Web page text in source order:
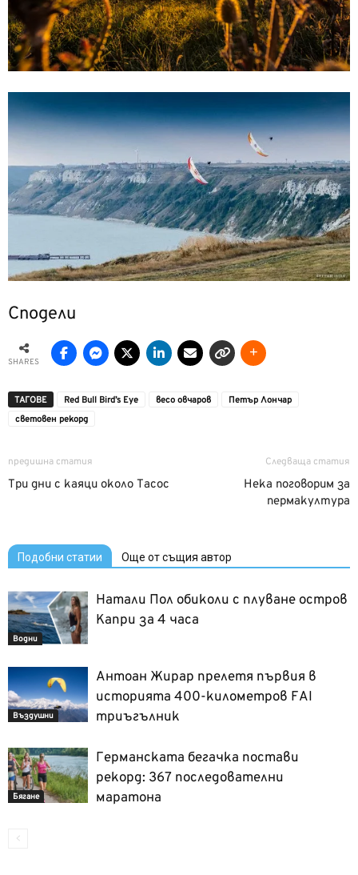
Сподели
SHARES
ТАГОВЕ Red Bull Bird’s Eye весо овчаров
Петър Лончар
световен рекорд
предишна статия
Три дни с каяци около Тасос
Следваща статия
Нека поговорим за
пермакултура
Подобни статии Още от същия автор
Водни
Натали Пол обиколи с плуване остров
Капри за 4 часа
Въздушни
Антоан Жирар прелетя първия в
историята 400-километров FAI
триъгълник
Бягане
Германската бегачка постави
рекорд: 367 последователни
маратона